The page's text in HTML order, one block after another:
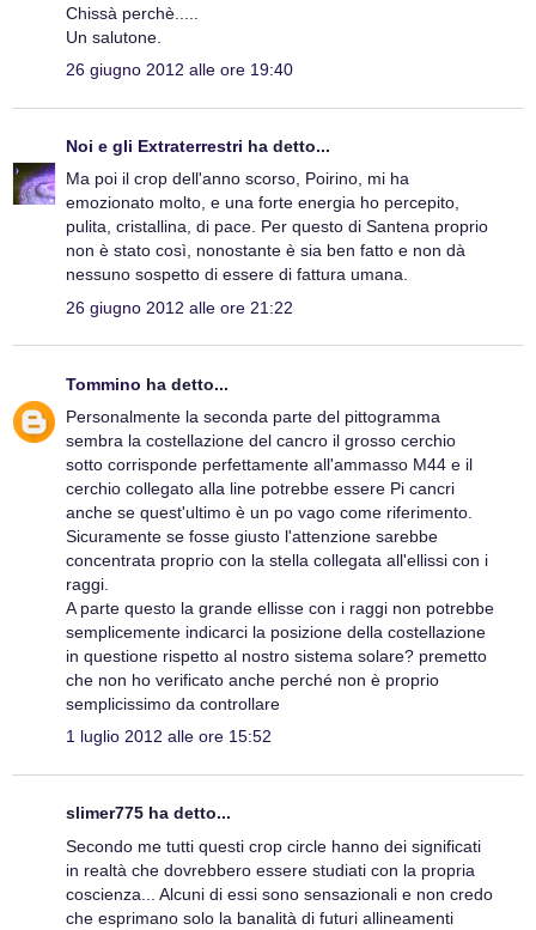
Chissà perchè.....
Un salutone.
26 giugno 2012 alle ore 19:40
Noi e gli Extraterrestri ha detto...
Ma poi il crop dell'anno scorso, Poirino, mi ha
emozionato molto, e una forte energia ho percepito,
pulita, cristallina, di pace. Per questo di Santena proprio
non è stato così, nonostante è sia ben fatto e non dà
nessuno sospetto di essere di fattura umana.
26 giugno 2012 alle ore 21:22
Tommino ha detto...
Personalmente la seconda parte del pittogramma
sembra la costellazione del cancro il grosso cerchio
sotto corrisponde perfettamente all'ammasso M44 e il
cerchio collegato alla line potrebbe essere Pi cancri
anche se quest'ultimo è un po vago come riferimento.
Sicuramente se fosse giusto l'attenzione sarebbe
concentrata proprio con la stella collegata all'ellissi con i
raggi.
A parte questo la grande ellisse con i raggi non potrebbe
semplicemente indicarci la posizione della costellazione
in questione rispetto al nostro sistema solare? premetto
che non ho verificato anche perché non è proprio
semplicissimo da controllare
1 luglio 2012 alle ore 15:52
slimer775 ha detto...
Secondo me tutti questi crop circle hanno dei significati
in realtà che dovrebbero essere studiati con la propria
coscienza... Alcuni di essi sono sensazionali e non credo
che esprimano solo la banalità di futuri allineamenti